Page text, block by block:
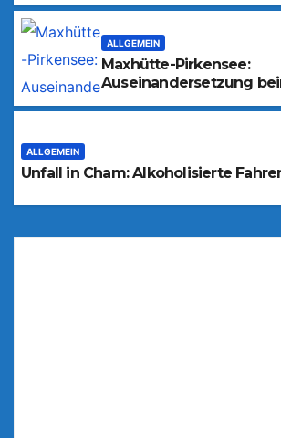
ALLGEMEIN
Maxhütte-Pirkensee:
Auseinandersetzung
ALLGEMEIN
Unfall in Cham: Alkoholisierte